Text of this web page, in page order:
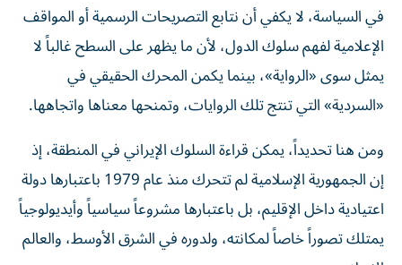
في السياسة، لا يكفي أن نتابع التصريحات الرسمية أو المواقف
الإعلامية لفهم سلوك الدول، لأن ما يظهر على السطح غالباً لا
يمثل سوى «الرواية»، بينما يكمن المحرك الحقيقي في
«السردية» التي تنتج تلك الروايات، وتمنحها معناها واتجاهها.
ومن هنا تحديداً، يمكن قراءة السلوك الإيراني في المنطقة، إذ
إن الجمهورية الإسلامية لم تتحرك منذ عام 1979 باعتبارها دولة
اعتيادية داخل الإقليم، بل باعتبارها مشروعاً سياسياً وأيديولوجياً
يمتلك تصوراً خاصاً لمكانته، ولدوره في الشرق الأوسط، والعالم